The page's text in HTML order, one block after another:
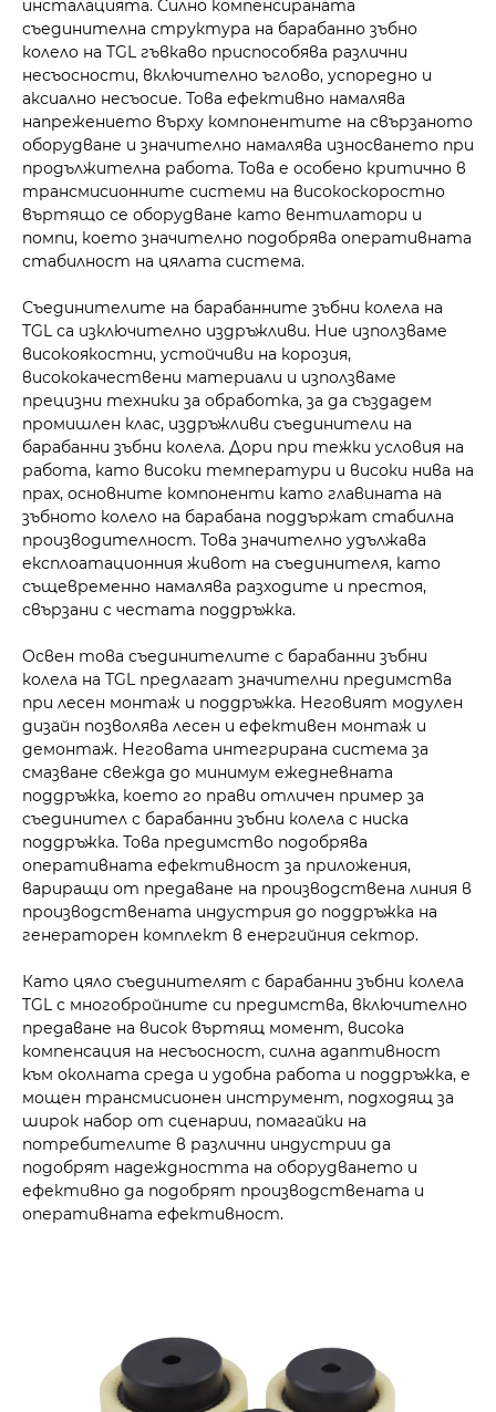
инсталацията. Силно компенсираната
съединителна структура на барабанно зъбно
колело на TGL гъвкаво приспособява различни
несъосности, включително ъглово, успоредно и
аксиално несъосие. Това ефективно намалява
напрежението върху компонентите на свързаното
оборудване и значително намалява износването при
продължителна работа. Това е особено критично в
трансмисионните системи на високоскоростно
въртящо се оборудване като вентилатори и
помпи, което значително подобрява оперативната
стабилност на цялата система.
Съединителите на барабанните зъбни колела на
TGL са изключително издръжливи. Ние използваме
високоякостни, устойчиви на корозия,
висококачествени материали и използваме
прецизни техники за обработка, за да създадем
промишлен клас, издръжливи съединители на
барабанни зъбни колела. Дори при тежки условия на
работа, като високи температури и високи нива на
прах, основните компоненти като главината на
зъбното колело на барабана поддържат стабилна
производителност. Това значително удължава
експлоатационния живот на съединителя, като
същевременно намалява разходите и престоя,
свързани с честата поддръжка.
Освен това съединителите с барабанни зъбни
колела на TGL предлагат значителни предимства
при лесен монтаж и поддръжка. Неговият модулен
дизайн позволява лесен и ефективен монтаж и
демонтаж. Неговата интегрирана система за
смазване свежда до минимум ежедневната
поддръжка, което го прави отличен пример за
съединител с барабанни зъбни колела с ниска
поддръжка. Това предимство подобрява
оперативната ефективност за приложения,
вариращи от предаване на производствена линия в
производствената индустрия до поддръжка на
генераторен комплект в енергийния сектор.
Като цяло съединителят с барабанни зъбни колела
TGL с многобройните си предимства, включително
предаване на висок въртящ момент, висока
компенсация на несъосност, силна адаптивност
към околната среда и удобна работа и поддръжка, е
мощен трансмисионен инструмент, подходящ за
широк набор от сценарии, помагайки на
потребителите в различни индустрии да
подобрят надеждността на оборудването и
ефективно да подобрят производствената и
оперативната ефективност.